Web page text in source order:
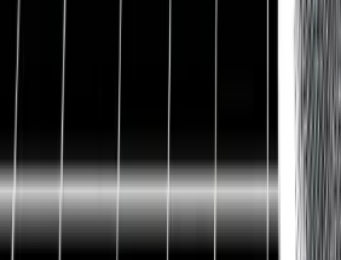
Finanzkennzahlen.
Adobe hat
4,43 Mrd. USD im abgelaufenen
können. Ein Wachstum zum
%. Der Gewinn lag bei 1,14 Mrd.
knapp unter den Ergebnissen des
von 1,2 Mrd. USD. Die Zahlen
Rahmen der Erwartungen.